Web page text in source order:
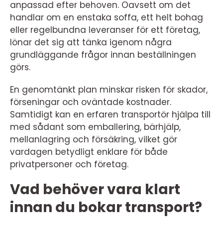
anpassad efter behoven. Oavsett om det
handlar om en enstaka soffa, ett helt bohag
eller regelbundna leveranser för ett företag,
lönar det sig att tänka igenom några
grundläggande frågor innan beställningen
görs.
En genomtänkt plan minskar risken för skador,
förseningar och oväntade kostnader.
Samtidigt kan en erfaren transportör hjälpa till
med sådant som emballering, bärhjälp,
mellanlagring och försäkring, vilket gör
vardagen betydligt enklare för både
privatpersoner och företag.
Vad behöver vara klart
innan du bokar transport?